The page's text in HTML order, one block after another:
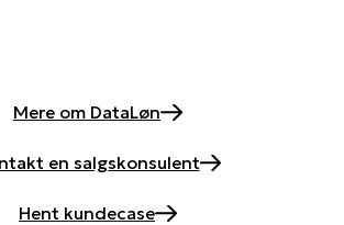
Mere om DataLøn
en salgskonsulent
Hent kundecase